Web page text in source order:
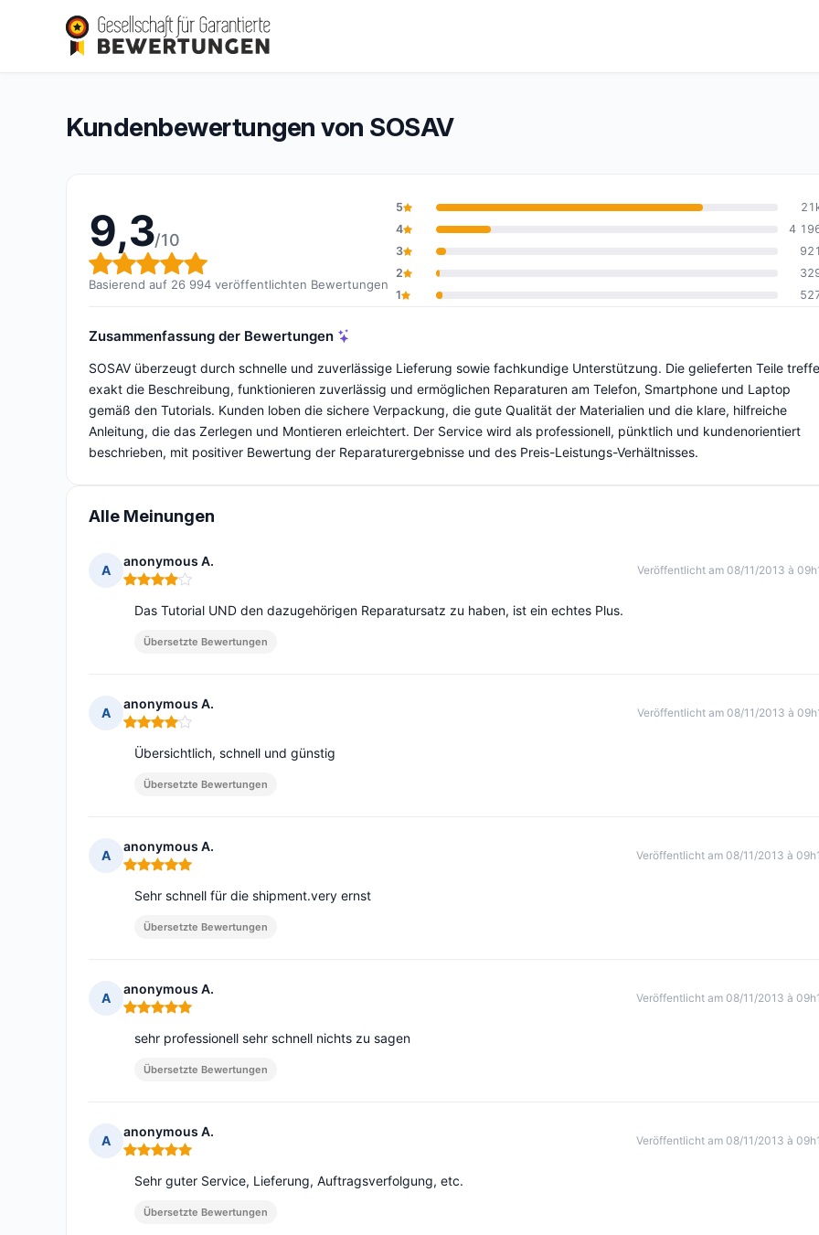
SOSAV
Gesamtbewertung: 9,3 von 10
9,3/10(26 994 Bewertungen)
Kundenbewertungen von SOSAV
9,3/10
Gesamtbewertung: 9,3 von 10
Basierend auf 26 994 veröffentlichten Bewertungen
5
4
4
3
921
2
1
Zusammenfassung der Bewertungen
SOSAV überzeugt durch schnelle und zuverlässige Lieferung sowie fachkundige Unterstützung. Die gelieferten Teile
exakt die Beschreibung, funktionieren zuverlässig und ermöglichen Reparaturen am Telefon, Smartphone und Laptop
gemäß den Tutorials. Kunden loben die sichere Verpackung, die gute Qualität der Materialien und die klare, hilfreiche
Anleitung, die das Zerlegen und Montieren erleichtert. Der Service wird als professionell, pünktlich und kundenorientiert
beschrieben, mit positiver Bewertung der Reparaturergebnisse und des Preis-Leistungs-Verhältnisses.
Alle Meinungen
A
anonymous A.
Hinweis: 4 von 5
Veröffentlicht am 08/11/2013 à
Das Tutorial UND den dazugehörigen Reparatursatz zu haben, ist ein echtes Plus.
Übersetzte Bewertungen
A
anonymous A.
Hinweis: 4 von 5
Veröffentlicht am 08/11/2013 à
Übersichtlich, schnell und günstig
Übersetzte Bewertungen
A
anonymous A.
Hinweis: 5 von 5
Veröffentlicht am 08/11/2013 à
Sehr schnell für die shipment.very ernst
Übersetzte Bewertungen
A
anonymous A.
Hinweis: 5 von 5
Veröffentlicht am 08/11/2013 à
sehr professionell sehr schnell nichts zu sagen
Übersetzte Bewertungen
A
anonymous A.
Hinweis: 5 von 5
Veröffentlicht am 08/11/2013 à
Sehr guter Service, Lieferung, Auftragsverfolgung, etc.
Übersetzte Bewertungen